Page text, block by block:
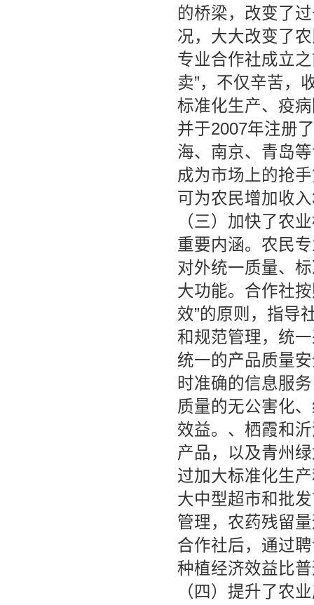
的桥梁，改变了
况，大大改变了
专业合作社成立
卖”，不仅辛苦，
标准化生产、疫
并于2007年注册
海、南京、青岛
成为市场上的抢
可为农民增加收
（三）加快了农
重要内涵。农民
对外统一质量、
大功能。合作社
效”的原则，指导
和规范管理，统
统一的产品质量
时准确的信息服
质量的无公害化
效益。、栖霞和
产品，以及青州
过加大标准化生
大中型超市和批
管理，农药残留
合作社后，通过
种植经济效益比
（四）提升了农